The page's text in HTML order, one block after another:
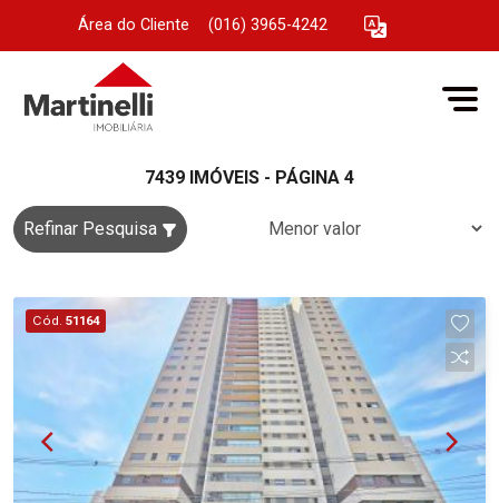
Área do Cliente (016) 3965-4242
7439 IMÓVEIS - PÁGINA 4
Refinar Pesquisa
Cód. 51164